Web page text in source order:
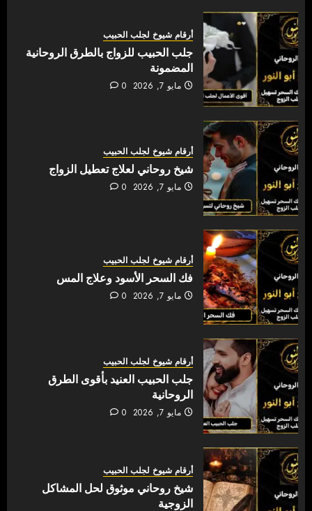
أرقام شيوخ لجلب الحبيب
جلب الحبيب للزواج بالطرق الروحانية
المضمونة
مايو 7, 2026 0
أرقام شيوخ لجلب الحبيب
شيخ روحاني لعلاج تعطيل الزواج
مايو 7, 2026 0
أرقام شيوخ لجلب الحبيب
فك السحر الأسود وعلاج المس
مايو 7, 2026 0
أرقام شيوخ لجلب الحبيب
جلب الحبيب العنيد بأقوى الطرق
الروحانية
مايو 7, 2026 0
أرقام شيوخ لجلب الحبيب
شيخ روحاني موثوق لحل المشاكل
الزوجية